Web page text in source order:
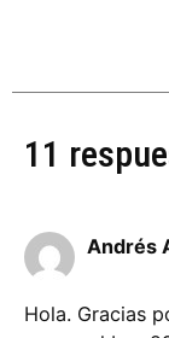
11
Andrés
Hola. Gracias